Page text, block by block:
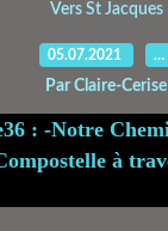
Vers St Jacques
05.07.2021 …
Par Claire-Cerise